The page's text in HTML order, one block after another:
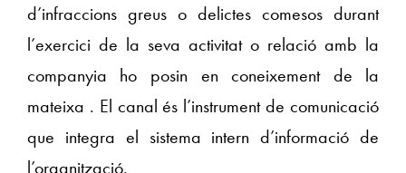
d’infraccions greus o delictes comesos durant
l’exercici de la seva activitat o relació amb la
companyia ho posin en coneixement de la
mateixa . El canal és l’instrument de comunicació
que integra el sistema intern d’informació de
l’organització.